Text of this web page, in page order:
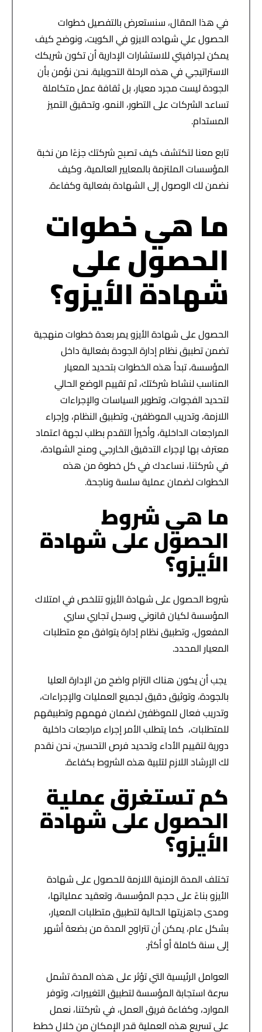
في هذا المقال، سنستعرض بالتفصيل خطوات
الحصول علي شهاده الايزو في الكويت، ونوضح كيف
يمكن لجرافيتي للاستشارات الإدارية أن تكون شريكك
الاستراتيجي في هذه الرحلة التحويلية. نحن نؤمن بأن
الجودة ليست مجرد معيار، بل ثقافة عمل متكاملة
تساعد الشركات على التطور، النمو، وتحقيق التميز
المستدام.
تابع معنا لتكتشف كيف تصبح شركتك جزءًا من نخبة
المؤسسات الملتزمة بالمعايير العالمية، وكيف
نضمن لك الوصول إلى الشهادة بفعالية وكفاءة.
ما هي خطوات
الحصول على
شهادة الأيزو؟
الحصول على شهادة الأيزو يمر بعدة خطوات منهجية
تضمن تطبيق نظام إدارة الجودة بفعالية داخل
المؤسسة، تبدأ هذه الخطوات بتحديد المعيار
المناسب لنشاط شركتك، ثم تقييم الوضع الحالي
لتحديد الفجوات، وتطوير السياسات والإجراءات
اللازمة، وتدريب الموظفين، وتطبيق النظام، وإجراء
المراجعات الداخلية، وأخيراً التقدم بطلب لجهة اعتماد
معترف بها لإجراء التدقيق الخارجي ومنح الشهادة،
في شركتنا، نساعدك في كل خطوة من هذه
الخطوات لضمان عملية سلسة وناجحة.
ما هي شروط
الحصول على شهادة
الأيزو؟
شروط الحصول على شهادة الأيزو تتلخص في امتلاك
المؤسسة لكيان قانوني وسجل تجاري ساري
المفعول، وتطبيق نظام إدارة يتوافق مع متطلبات
المعيار المحدد.
يجب أن يكون هناك التزام واضح من الإدارة العليا
بالجودة، وتوثيق دقيق لجميع العمليات والإجراءات،
وتدريب فعال للموظفين لضمان فهمهم وتطبيقهم
للمتطلبات، كما يتطلب الأمر إجراء مراجعات داخلية
دورية لتقييم الأداء وتحديد فرص التحسين، نحن نقدم
لك الإرشاد اللازم لتلبية هذه الشروط بكفاءة.
كم تستغرق عملية
الحصول على شهادة
الأيزو؟
تختلف المدة الزمنية اللازمة للحصول على شهادة
الأيزو بناءً على حجم المؤسسة، وتعقيد عملياتها،
ومدى جاهزيتها الحالية لتطبيق متطلبات المعيار،
بشكل عام، يمكن أن تتراوح المدة من بضعة أشهر
إلى سنة كاملة أو أكثر.
العوامل الرئيسية التي تؤثر على هذه المدة تشمل
سرعة استجابة المؤسسة لتطبيق التغييرات، وتوفر
الموارد، وكفاءة فريق العمل، في شركتنا، نعمل
على تسريع هذه العملية قدر الإمكان من خلال خطط